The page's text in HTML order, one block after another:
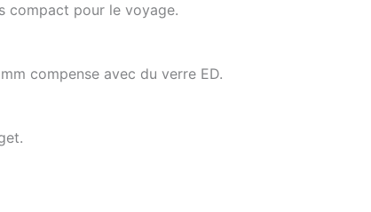
compact pour le voyage.
compense avec du verre ED.